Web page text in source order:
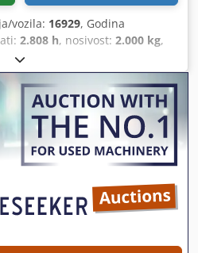
vozila: 16929, Godina
2.808 h, nosivost: 2.000 kg,
, težište tereta:
drugo, građevinska visina:
24 V, duljina vilica:1.150 mm,
Csdpfxjyv S Rts Aqveha
o bateriji: 24V, 2PzS, 250 Ah